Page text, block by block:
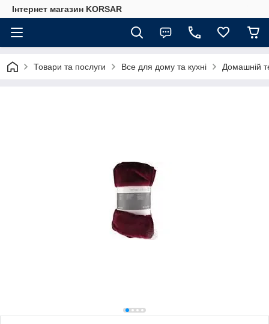
Iнтернет магазин KORSAR
Товари та послуги Все для дому та кухні Домашній